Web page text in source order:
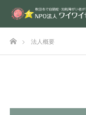
ホーム法人概要